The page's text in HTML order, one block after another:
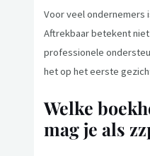
Voor veel ondernemers
Aftrekbaar betekent
professionele
het op het eerste
Welke
mag je als